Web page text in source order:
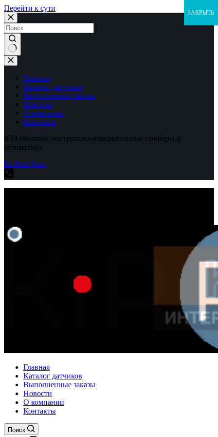
Перейти к сути
Ничего
не
найденоГлавная
Каталог датчиков
Выполненные заказы
Новости
О компании
Контакты
IFM electronic контрольно-измерительные приборы и
автоматика
Explore Shop
Главная
Каталог датчиков
Выполненные заказы
Новости
О компании
Контакты
Поиск
ЗАКРЫТЬ